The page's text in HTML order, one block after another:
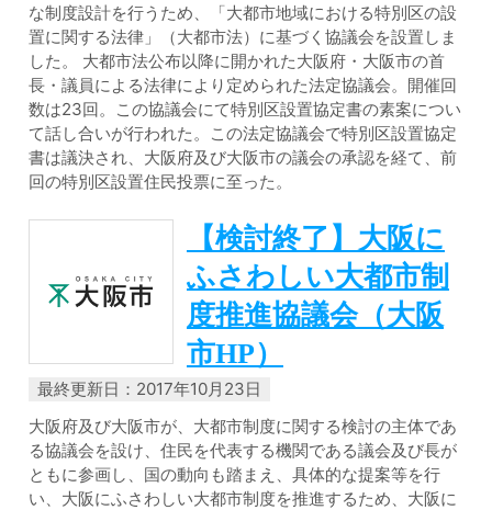
な制度設計を行うため、「大都市地域における特別区の設
置に関する法律」（大都市法）に基づく協議会を設置しま
した。 大都市法公布以降に開かれた大阪府・大阪市の首
長・議員による法律により定められた法定協議会。開催回
数は23回。この協議会にて特別区設置協定書の素案につい
て話し合いが行われた。この法定協議会で特別区設置協定
書は議決され、大阪府及び大阪市の議会の承認を経て、前
回の特別区設置住民投票に至った。
【検討終了】大阪に
ふさわしい大都市制
度推進協議会（大阪
市HP）
最終更新日：2017年10月23日
大阪府及び大阪市が、大都市制度に関する検討の主体であ
る協議会を設け、住民を代表する機関である議会及び長が
ともに参画し、国の動向も踏まえ、具体的な提案等を行
い、大阪にふさわしい大都市制度を推進するため、大阪に